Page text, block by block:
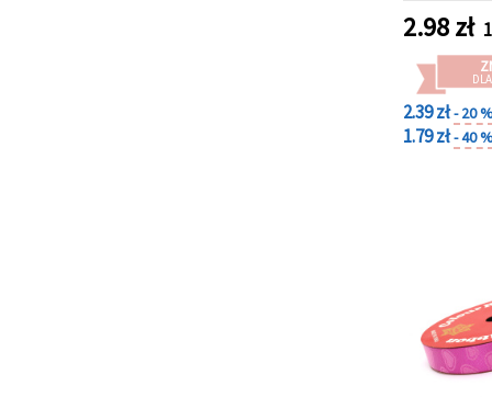
2.98zł
2.39 zł- 20
1.79 zł- 40